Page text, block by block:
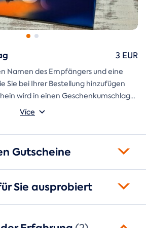
Namen des Empfängers und eine
Sie bei Ihrer Bestellung hinzufügen
wird in einen Geschenkumschlag
Sie versandt.
Více
3 EUR
Gutscheine
Sie ausprobiert